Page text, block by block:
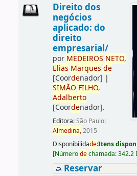
Direito dos
negócios
aplicado: do
direito
empresarial/
por MEDEIROS NETO,
Elias Marques de
[Coordenador] |
SIMÃO FILHO,
Adalberto
[Coordenador].
Editora:São Paulo:
Almedina,2015
Disponibilidade:Itens
[Númerodechamada:342.2
Reservar